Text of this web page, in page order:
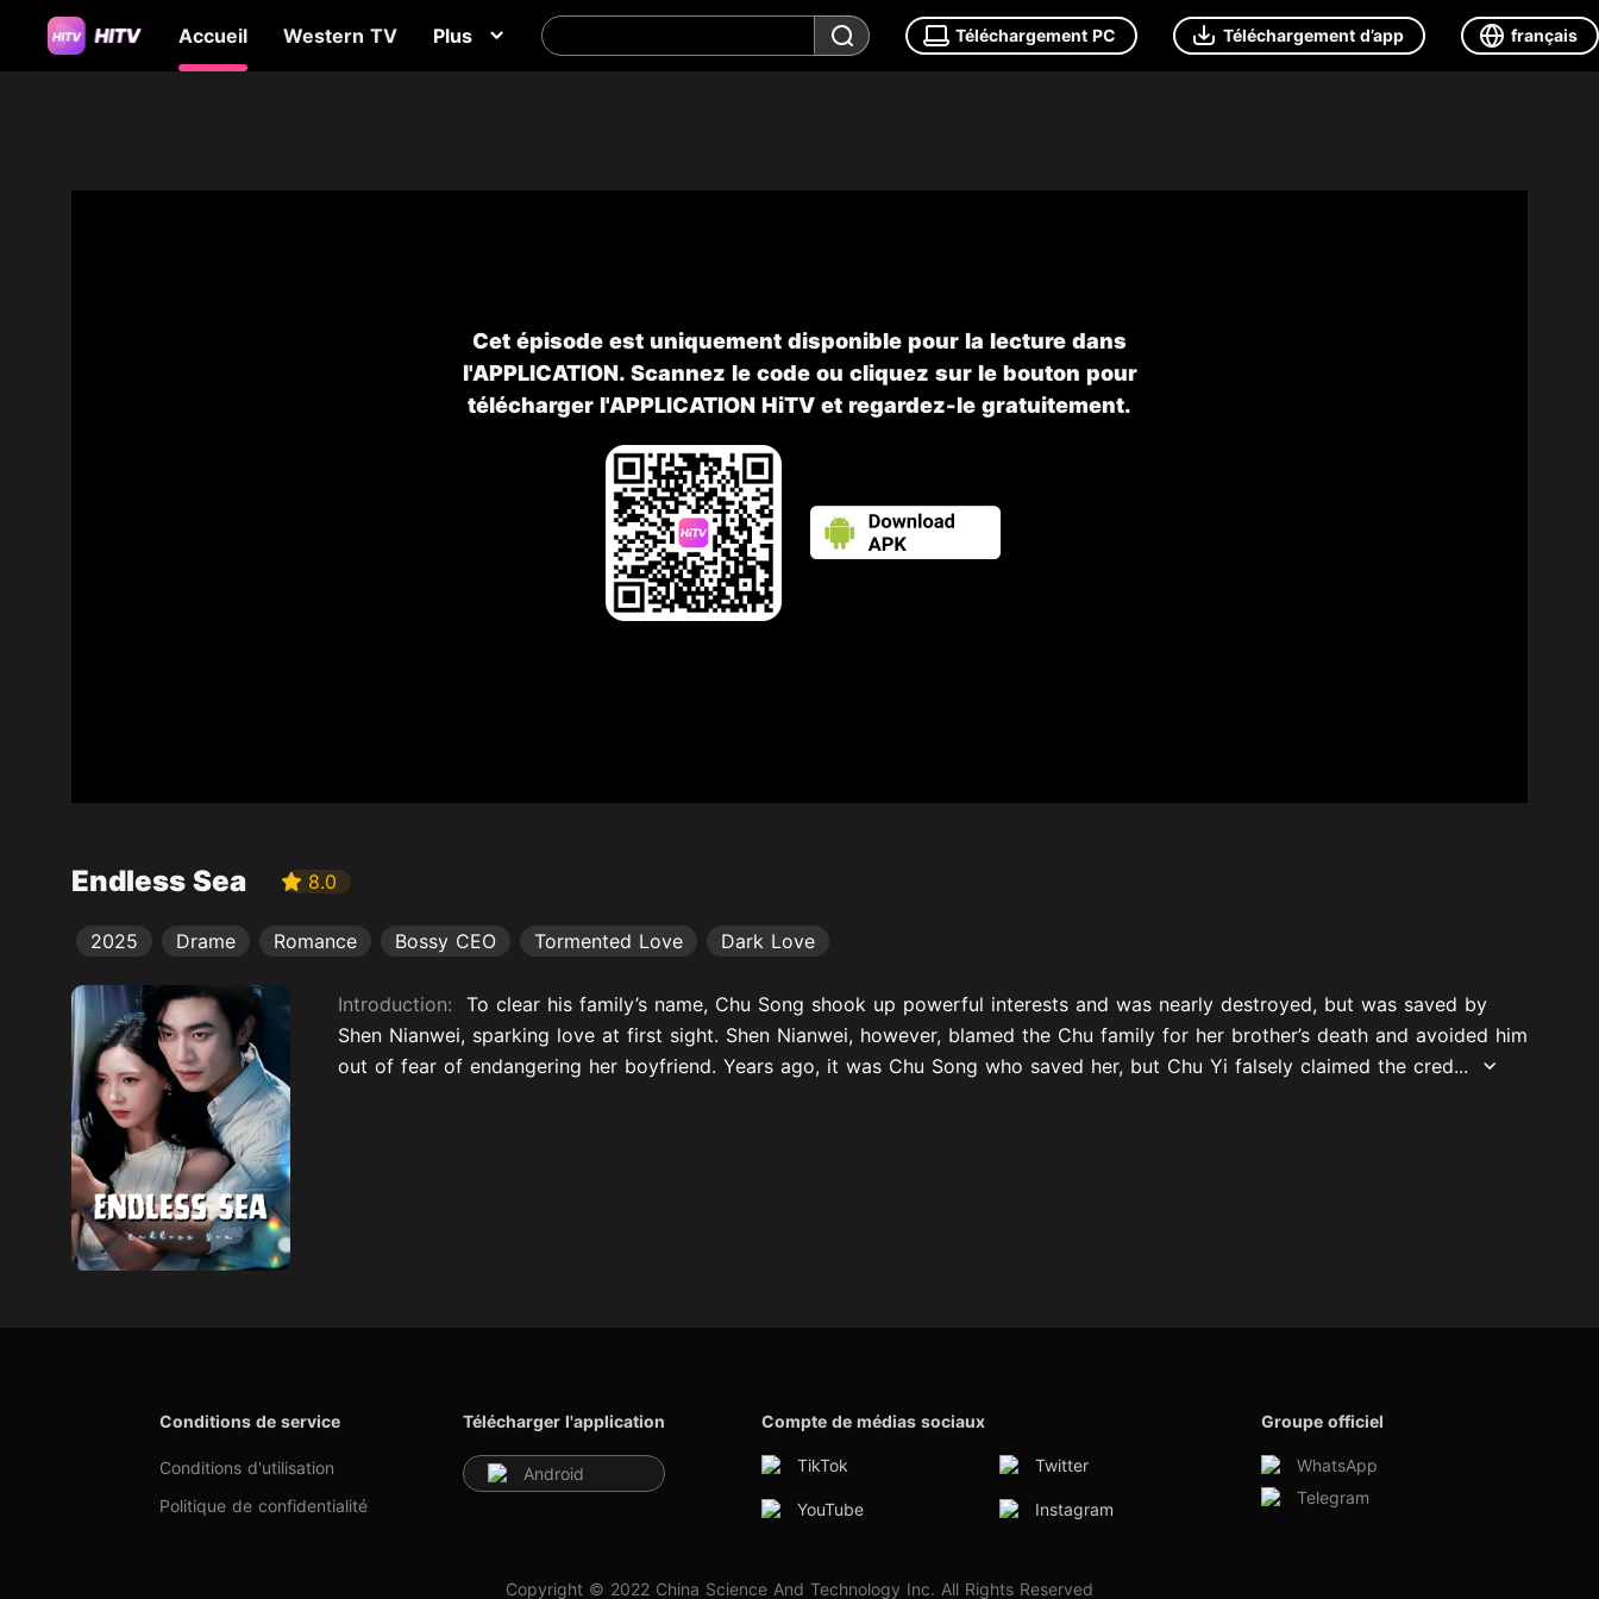
Accueil Western TV Plus Téléchargement PC Téléchargement d’app français
Cet épisode est uniquement disponible pour la lecture dans
l'APPLICATION. Scannez le code ou cliquez sur le bouton pour
télécharger l'APPLICATION HiTV et regardez-le gratuitement.
Endless Sea 8.0
2025 Drame Romance Bossy CEO Tormented Love Dark Love
Introduction: To clear his family’s name, Chu Song shook up powerful interests and was nearly destroyed, but was saved by
Shen Nianwei, sparking love at first sight. Shen Nianwei, however, blamed the Chu family for her brother’s death and avoided him
out of fear of endangering her boyfriend. Years ago, it was Chu Song who saved her, but Chu Yi falsely claimed the cred...
Conditions de service
Conditions d'utilisation
Politique de confidentialité
Télécharger l'application
Android
Compte de médias sociaux
TikTok Twitter
YouTube Instagram
Groupe officiel
WhatsApp
Telegram
Copyright © 2022 China Science And Technology Inc. All Rights Reserved